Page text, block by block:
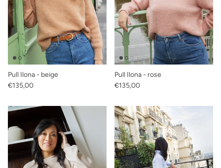
Pull Ilona - beige
Prix habituel
€135,00
Pull Ilona - rose
Prix habituel
€135,00